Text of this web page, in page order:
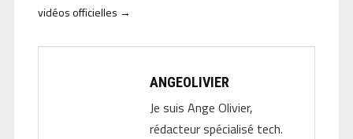
vidéos officielles →
ANGEOLIVIER
Je suis Ange Olivier,
rédacteur spécialisé tech.